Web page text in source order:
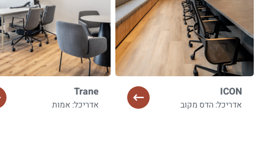
ICON
אדריכל: הדס מקוב
Trane
אדריכל: אמות